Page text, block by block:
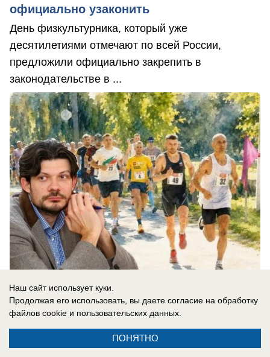
официально узаконить
День физкультурника, который уже
десятилетиями отмечают по всей России,
предложили официально закрепить в
законодательстве в ...
08.08.2026
Наш сайт использует куки.
Продолжая его использовать, вы даете согласие на обработку
файлов cookie и пользовательских данных.
ПОНЯТНО